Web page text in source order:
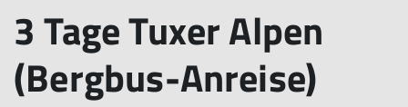
3 Tage Tuxer Alpen
(Bergbus-Anreise)